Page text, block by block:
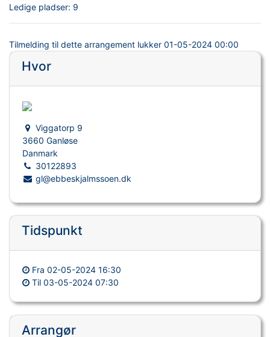
Ledige pladser: 9
Tilmelding til dette arrangement lukker 01-05-2024 00:00
Hvor
Viggatorp 9
3660 Ganløse
Danmark
30122893
gl@ebbeskjalmssoen.dk
Tidspunkt
Fra 02-05-2024 16:30
Til 03-05-2024 07:30
Arrangør